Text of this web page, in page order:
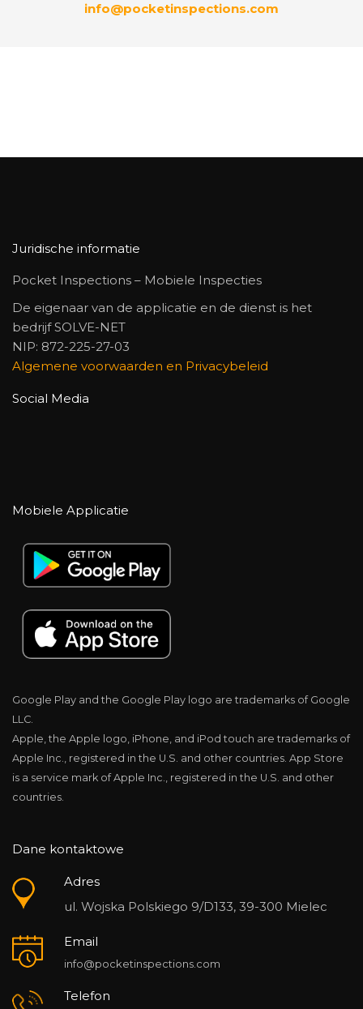
info@pocketinspections.com
Juridische informatie
Pocket Inspections – Mobiele Inspecties
De eigenaar van de applicatie en de dienst is het
bedrijf SOLVE-NET
NIP: 872-225-27-03
Algemene voorwaarden en Privacybeleid
Social Media
Mobiele Applicatie
Google Play and the Google Play logo are trademarks of Google
LLC.
Apple, the Apple logo, iPhone, and iPod touch are trademarks of
Apple Inc., registered in the U.S. and other countries. App Store
is a service mark of Apple Inc., registered in the U.S. and other
countries.
Dane kontaktowe
Adres
ul. Wojska Polskiego 9/D133, 39-300 Mielec
Email
info@pocketinspections.com
Telefon